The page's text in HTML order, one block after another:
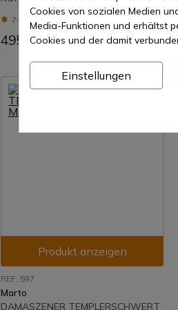
7-15 Tage Versand
495,00 €
Produkt anzeigen
REF: 597
Marto
DAMASZENER TEMPLERSCHWERT
Cookies von sozialen Medien
Media-Funktionen und erhältst
Cookies und der damit
Einstellungen